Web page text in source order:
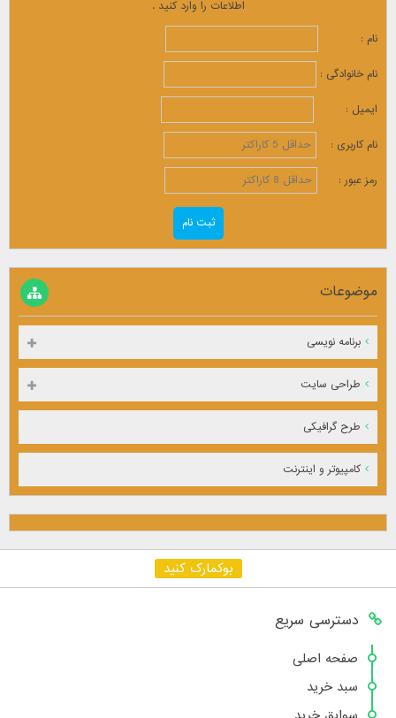
اطلاعات را وارد کنید .
نام :
نام خانوادگی :
ایمیل :
نام کاربری :
رمز عبور :
موضوعات
برنامه نویسی
طراحی سایت
طرح گرافیکی
کامپیوتر و اینترنت
بوکمارک کنید
دسترسی سریع
صفحه اصلی
سبد خرید